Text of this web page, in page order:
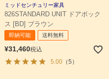
ミッドセンチュリー家具
826STANDARD UNIT ドアボック
ス [BD] ブラウン
即納可能 送料無料
¥31,460税込
5.00（5）